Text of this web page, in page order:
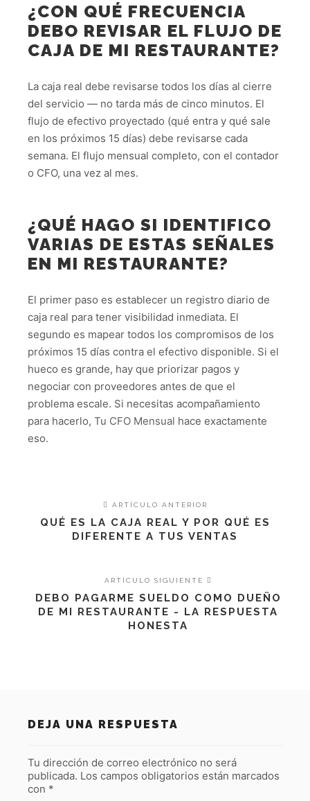
¿CON QUÉ FRECUENCIA
DEBO REVISAR EL FLUJO DE
CAJA DE MI RESTAURANTE?
La caja real debe revisarse todos los días al cierre
del servicio — no tarda más de cinco minutos. El
flujo de efectivo proyectado (qué entra y qué sale
en los próximos 15 días) debe revisarse cada
semana. El flujo mensual completo, con el contador
o CFO, una vez al mes.
¿QUÉ HAGO SI IDENTIFICO
VARIAS DE ESTAS SEÑALES
EN MI RESTAURANTE?
El primer paso es establecer un registro diario de
caja real para tener visibilidad inmediata. El
segundo es mapear todos los compromisos de los
próximos 15 días contra el efectivo disponible. Si el
hueco es grande, hay que priorizar pagos y
negociar con proveedores antes de que el
problema escale. Si necesitas acompañamiento
para hacerlo, Tu CFO Mensual hace exactamente
eso.
ARTÍCULO ANTERIOR
QUÉ ES LA CAJA REAL Y POR QUÉ ES
DIFERENTE A TUS VENTAS
ARTÍCULO SIGUIENTE
DEBO PAGARME SUELDO COMO DUEÑO
DE MI RESTAURANTE - LA RESPUESTA
HONESTA
DEJA UNA RESPUESTA
Tu dirección de correo electrónico no será
publicada. Los campos obligatorios están marcados
con *